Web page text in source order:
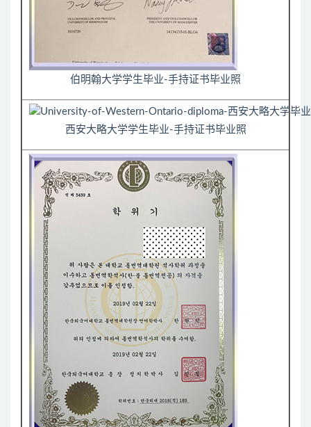
伯明翰大学学生毕业-手持证书毕业照
西安大略大学学生毕业-手持证书毕业照